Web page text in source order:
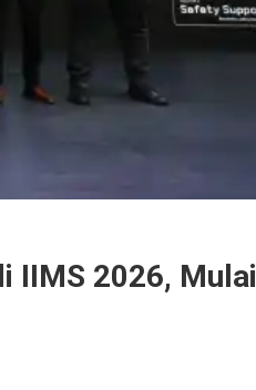
IIMS 2026, Mulai